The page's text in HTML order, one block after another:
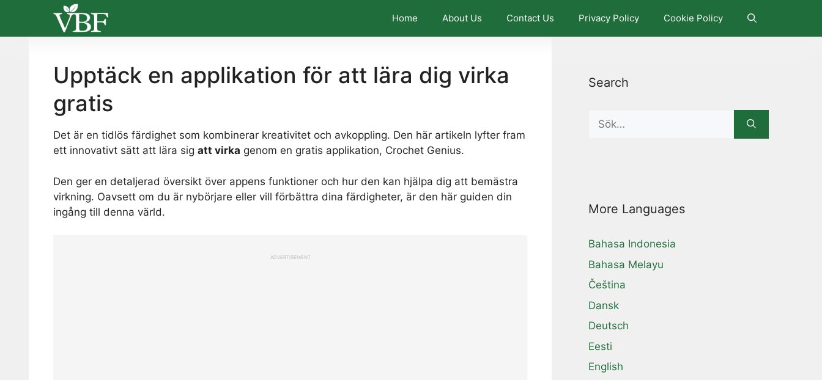
content
Home About Us Contact Us Privacy Policy Cookie Policy
Upptäck en applikation för att lära dig virka
gratis
Det är en tidlös färdighet som kombinerar kreativitet och avkoppling. Den här artikeln lyfter fram
ett innovativt sätt att lära sig att virka genom en gratis applikation, Crochet Genius.
Den ger en detaljerad översikt över appens funktioner och hur den kan hjälpa dig att bemästra
virkning. Oavsett om du är nybörjare eller vill förbättra dina färdigheter, är den här guiden din
ingång till denna värld.
ADVERTISEMENT
Search
Search
for:
More Languages
Bahasa Indonesia
Bahasa Melayu
Čeština
Dansk
Deutsch
Eesti
English